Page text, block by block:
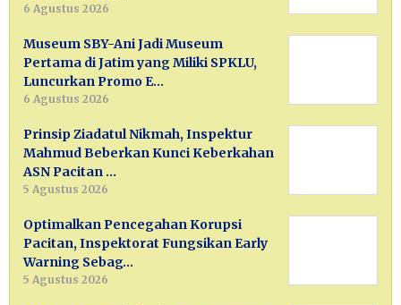
6 Agustus 2026
Museum SBY-Ani Jadi Museum
Pertama di Jatim yang Miliki SPKLU,
Luncurkan Promo E…
6 Agustus 2026
Prinsip Ziadatul Nikmah, Inspektur
Mahmud Beberkan Kunci Keberkahan
ASN Pacitan …
5 Agustus 2026
Optimalkan Pencegahan Korupsi
Pacitan, Inspektorat Fungsikan Early
Warning Sebag…
5 Agustus 2026